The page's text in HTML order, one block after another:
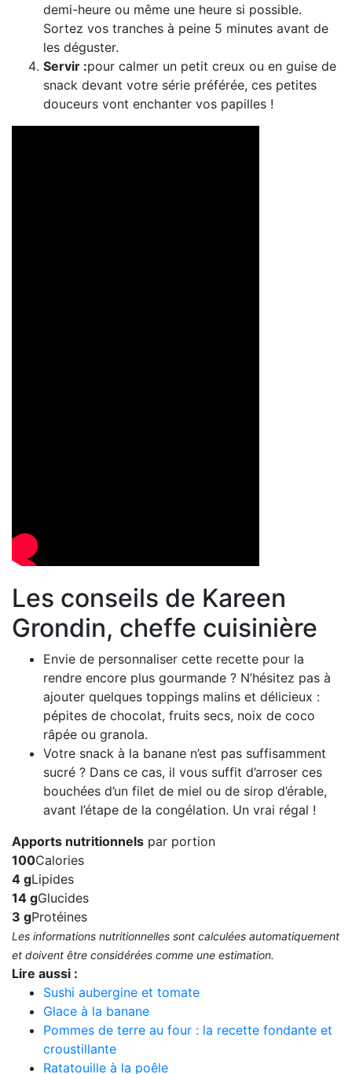
demi-heure ou même une heure si possible.
Sortez vos tranches à peine 5 minutes avant de
les déguster.
Servir :pour calmer un petit creux ou en guise de
snack devant votre série préférée, ces petites
douceurs vont enchanter vos papilles !
Les conseils de Kareen
Grondin, cheffe cuisinière
Envie de personnaliser cette recette pour la
rendre encore plus gourmande ? N’hésitez pas à
ajouter quelques toppings malins et délicieux :
pépites de chocolat, fruits secs, noix de coco
râpée ou granola.
Votre snack à la banane n’est pas suffisamment
sucré ? Dans ce cas, il vous suffit d’arroser ces
bouchées d’un filet de miel ou de sirop d’érable,
avant l’étape de la congélation. Un vrai régal !
Apports nutritionnels par portion
100Calories
4 gLipides
14 gGlucides
3 gProtéines
Les informations nutritionnelles sont calculées automatiquement
et doivent être considérées comme une estimation.
Lire aussi :
Sushi aubergine et tomate
Glace à la banane
Pommes de terre au four : la recette fondante et
croustillante
Ratatouille à la poêle